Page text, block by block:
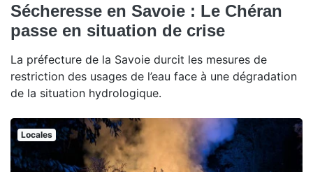
Sécheresse en Savoie : Le Chéran
passe en situation de crise
La préfecture de la Savoie durcit les mesures de
restriction des usages de l’eau face à une dégradation
de la situation hydrologique.
Locales